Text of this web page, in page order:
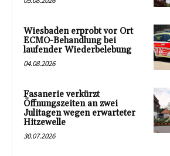
Wiesbaden erprobt vor Ort
ECMO-Behandlung bei
laufender Wiederbelebung
04.08.2026
Fasanerie verkürzt
Öffnungszeiten an zwei
Julitagen wegen erwarteter
Hitzewelle
30.07.2026